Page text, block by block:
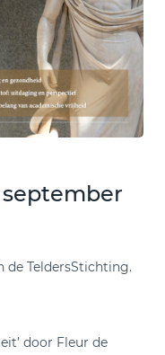
de TeldersStichting.
door Fleur de